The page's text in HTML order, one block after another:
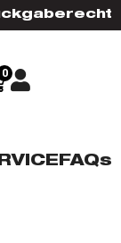
0
FAQs